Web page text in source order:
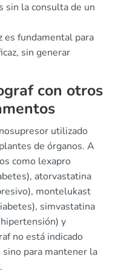
sin la consulta de un
es fundamental para
sin generar
con otros
utilizado
de órganos. A
como lexapro
atorvastatina
montelukast
simvastatina
y
no está indicado
para mantener la